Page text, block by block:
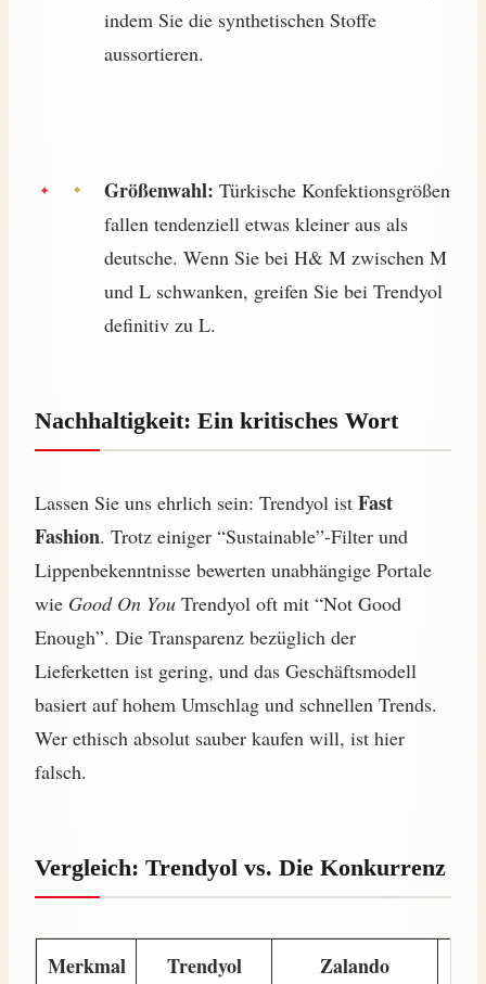
indem Sie die synthetischen Stoffe
aussortieren.
Größenwahl: Türkische Konfektionsgrößen
fallen tendenziell etwas kleiner aus als
deutsche. Wenn Sie bei H& M zwischen M
und L schwanken, greifen Sie bei Trendyol
definitiv zu L.
Nachhaltigkeit: Ein kritisches Wort
Lassen Sie uns ehrlich sein: Trendyol ist Fast
Fashion. Trotz einiger “Sustainable”-Filter und
Lippenbekenntnisse bewerten unabhängige Portale
wie Good On You Trendyol oft mit “Not Good
Enough”. Die Transparenz bezüglich der
Lieferketten ist gering, und das Geschäftsmodell
basiert auf hohem Umschlag und schnellen Trends.
Wer ethisch absolut sauber kaufen will, ist hier
falsch.
Vergleich: Trendyol vs. Die Konkurrenz
Merkmal Trendyol Zalando